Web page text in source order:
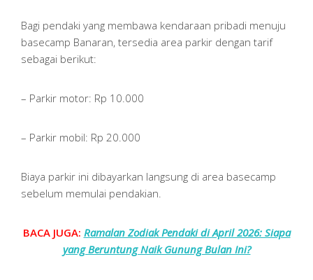
Bagi pendaki yang membawa kendaraan pribadi menuju
basecamp Banaran, tersedia area parkir dengan tarif
sebagai berikut:
– Parkir motor: Rp 10.000
– Parkir mobil: Rp 20.000
Biaya parkir ini dibayarkan langsung di area basecamp
sebelum memulai pendakian.
BACA JUGA: Ramalan Zodiak Pendaki di April 2026: Siapa
yang Beruntung Naik Gunung Bulan Ini?